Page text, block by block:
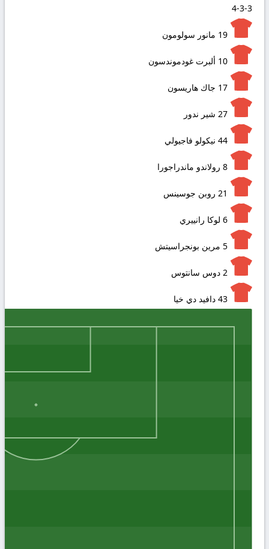
4-3-3
19 مانور سولومون
10 ألبرت غودموندسون
17 جاك هاريسون
27 شير ندور
44 نيكولو فاجيولي
8 رولاندو ماندراجورا
21 روبن جوسينس
6 لوكا رانييري
5 مرين بونجراسيتش
2 دوس سانتوس
43 دافيد دي خيا